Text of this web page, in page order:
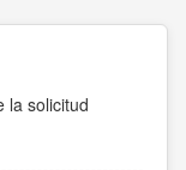
la solicitud